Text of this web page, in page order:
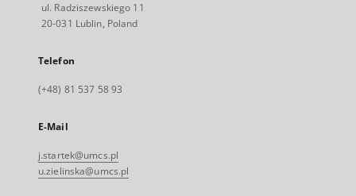
ul. Radziszewskiego 11
20-031 Lublin, Poland
Telefon
(+48) 81 537 58 93
E-Mail
j.startek@umcs.pl
u.zielinska@umcs.pl